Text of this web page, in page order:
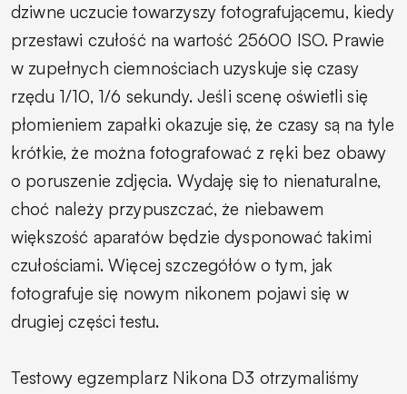
dziwne uczucie towarzyszy fotografującemu, kiedy
przestawi czułość na wartość 25600 ISO. Prawie
w zupełnych ciemnościach uzyskuje się czasy
rzędu 1/10, 1/6 sekundy. Jeśli scenę oświetli się
płomieniem zapałki okazuje się, że czasy są na tyle
krótkie, że można fotografować z ręki bez obawy
o poruszenie zdjęcia. Wydaję się to nienaturalne,
choć należy przypuszczać, że niebawem
większość aparatów będzie dysponować takimi
czułościami. Więcej szczegółów o tym, jak
fotografuje się nowym nikonem pojawi się w
drugiej części testu.
Testowy egzemplarz Nikona D3 otrzymaliśmy